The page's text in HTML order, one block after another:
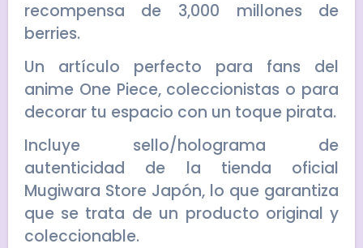
recompensa de 3,000 millones de
berries.
Un artículo perfecto para fans del
anime One Piece, coleccionistas o para
decorar tu espacio con un toque pirata.
Incluye sello/holograma de
autenticidad de la tienda oficial
Mugiwara Store Japón, lo que garantiza
que se trata de un producto original y
coleccionable.